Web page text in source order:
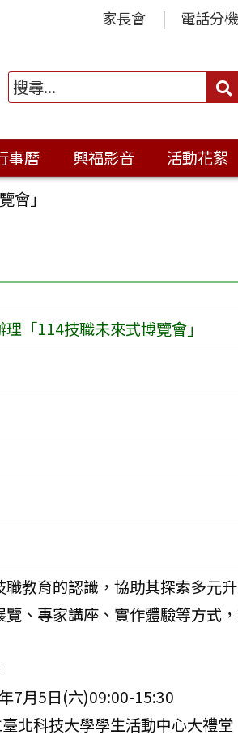
家長會 電話分機
事曆 興福影音
活動花絮
會」
「114技職未來式博覽會」
教育的認識，協助其探索多元
、專家講座、實作體驗等方式
7月5日(六)09:00-15:30
北科技大學學生活動中心大禮堂